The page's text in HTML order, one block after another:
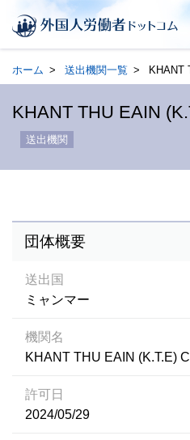
ホーム 送出機関一覧 KHANT
KHANT THU EAIN
送出機関
団体概要
送出国
ミャンマー
機関名
KHANT THU EAIN (K.T.E)
許可日
2024/05/29